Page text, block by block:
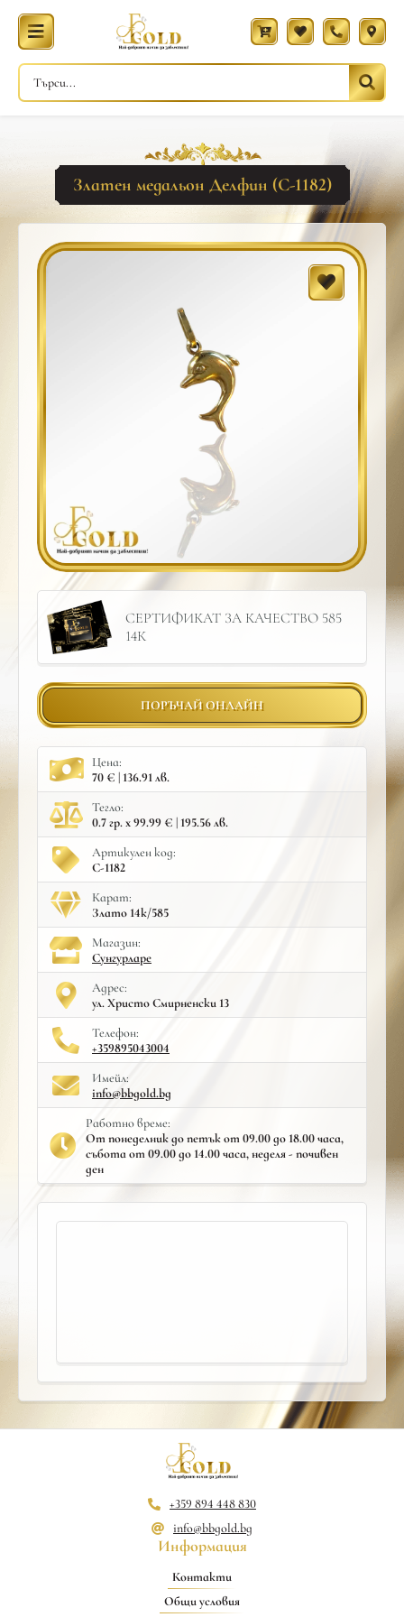
Златен медальон Делфин (С-1182)
СЕРТИФИКАТ ЗА КАЧЕСТВО 585
14К
ПОРЪЧАЙ ОНЛАЙН
Цена:
70 € | 136.91 лв.
Тегло:
0.7 гр. x 99.99 € | 195.56 лв.
Артикулен код:
С-1182
Карат:
Злато 14к/585
Mагазин:
Сунгурларе
Адрес:
ул. Христо Смирненски 13
Телефон:
+359895043004
Имейл:
info@bbgold.bg
Работно време:
От понеделник до петък от 09.00 до 18.00 часа,
събота от 09.00 до 14.00 часа, неделя - почивен
ден
+359 894 448 830
info@bbgold.bg
Информация
Контакти
Общи условия